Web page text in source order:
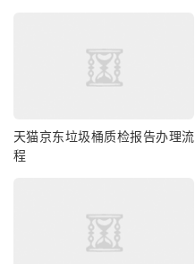
天猫京东垃圾桶质检报告办理流
程